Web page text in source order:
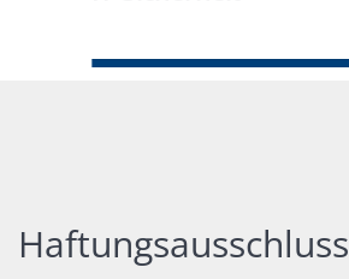
WEITERLESEN
Einleitung
Haftungsausschluss